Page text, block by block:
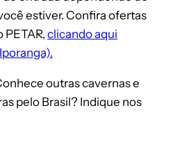
estiver. Confira ofertas
clicando aqui
outras cavernas e
pelo Brasil? Indique nos